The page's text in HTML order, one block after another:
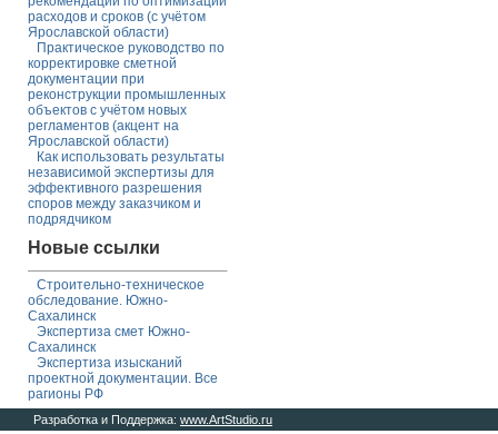
расходов и сроков (с учётом
Ярославской области)
Практическое руководство по
корректировке сметной
документации при
реконструкции промышленных
объектов с учётом новых
регламентов (акцент на
Ярославской области)
Как использовать результаты
независимой экспертизы для
эффективного разрешения
споров между заказчиком и
подрядчиком
Новые ссылки
Строительно-техническое
обследование. Южно-
Сахалинск
Экспертиза смет Южно-
Сахалинск
Экспертиза изысканий
проектной документации. Все
рагионы РФ
Разработка и Поддержка: www.ArtStudio.ru